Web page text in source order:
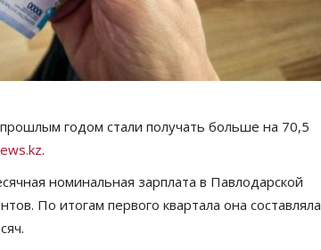
годом стали получать больше на 70,5
.
номинальная зарплата в Павлодарской
По итогам первого квартала она составляла